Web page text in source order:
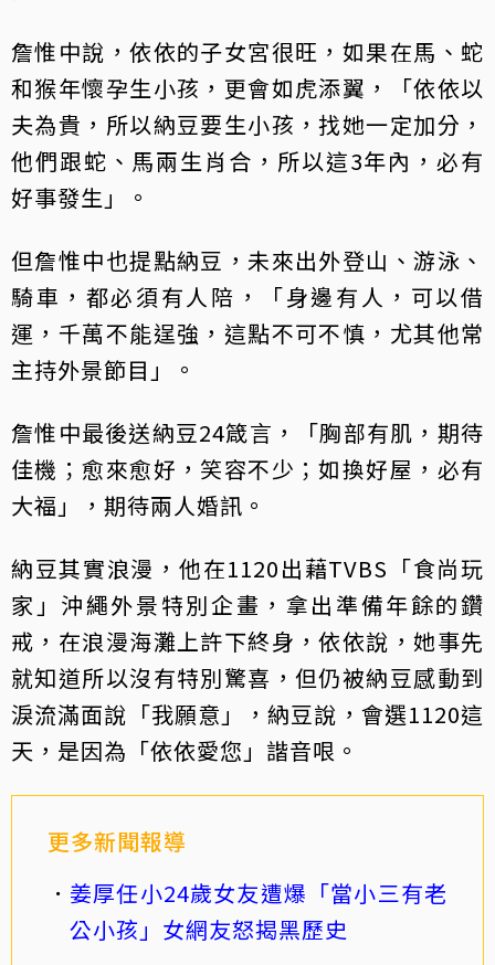
詹惟中說，依依的子女宮很旺，如果在馬、蛇
和猴年懷孕生小孩，更會如虎添翼，「依依以
夫為貴，所以納豆要生小孩，找她一定加分，
他們跟蛇、馬兩生肖合，所以這3年內，必有
好事發生」。
但詹惟中也提點納豆，未來出外登山、游泳、
騎車，都必須有人陪，「身邊有人，可以借
運，千萬不能逞強，這點不可不慎，尤其他常
主持外景節目」。
詹惟中最後送納豆24箴言，「胸部有肌，期待
佳機；愈來愈好，笑容不少；如換好屋，必有
大福」，期待兩人婚訊。
納豆其實浪漫，他在1120出藉TVBS「食尚玩
家」沖繩外景特別企畫，拿出準備年餘的鑽
戒，在浪漫海灘上許下終身，依依說，她事先
就知道所以沒有特別驚喜，但仍被納豆感動到
淚流滿面說「我願意」，納豆說，會選1120這
天，是因為「依依愛您」諧音哏。
更多新聞報導
姜厚任小24歲女友遭爆「當小三有老
公小孩」女網友怒揭黑歷史